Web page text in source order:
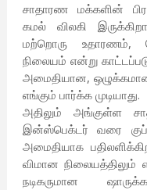
சாதாரண மக்களின்
கமல் விலகி
மற்றொரு
நிலையம் என்று
அமைதியான,
எங்கும் பார்க்க முடியாது.
அதிலும் அங்குள்ள
இன்ஸ்பெக்டர் வரை
அமைதியாக
விமான
நடிகருமான